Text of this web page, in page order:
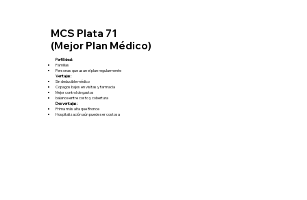
MCS Plata 71
(Mejor Plan Médico)
Perfil ideal:
Familias
Personas que usan el plan regularmente
Ventajas:
Sin deducible médico
Copagos bajos en visitas y farmacia
Mejor control de gastos
balance entre costo y cobertura
Desventajas:
Prima más alta que Bronce
Hospitalización aún puede ser costosa